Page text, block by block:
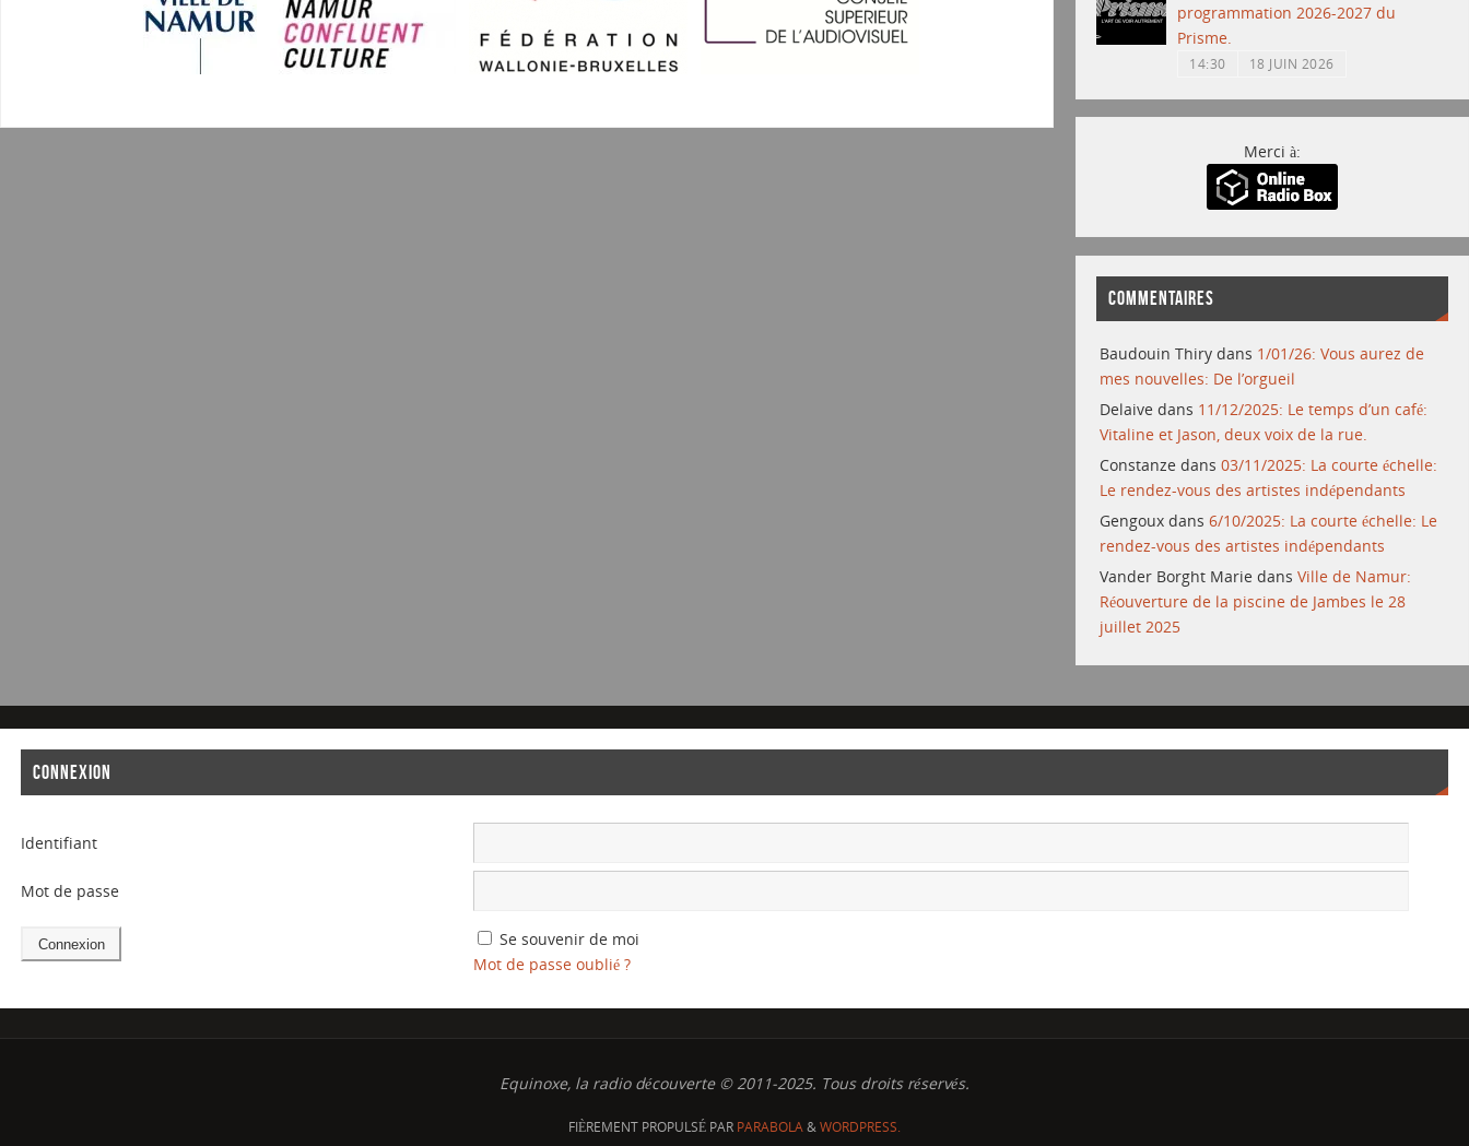
programmation 2026-2027 du
Prisme.
14:30 18 JUIN 2026
Merci à:
COMMENTAIRES
Baudouin Thiry dans 1/01/26: Vous aurez de
mes nouvelles: De l’orgueil
Delaive dans 11/12/2025: Le temps d’un café:
Vitaline et Jason, deux voix de la rue.
Constanze dans03/11/2025: La courte échelle:
Le rendez-vous des artistes indépendants
Gengoux dans6/10/2025: La courte échelle: Le
rendez-vous des artistes indépendants
Vander Borght Marie dansVille de Namur:
Réouverture de la piscine de Jambes le 28
juillet 2025
CONNEXION
Identifiant
Mot de passe
Se souvenir de moi
Mot de passe oublié ?
Equinoxe, la radio découverte © 2011-2025. Tous droits réservés.
FIÈREMENT PROPULSÉ PAR PARABOLA&WORDPRESS.